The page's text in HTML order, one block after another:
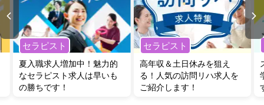
セラピスト
夏入職求人増加中！魅力的
なセラピスト求人は早いも
の勝ちです！
セラピスト
高年収＆土日休みを狙え
る！人気の訪問リハ求人を
ご紹介します！